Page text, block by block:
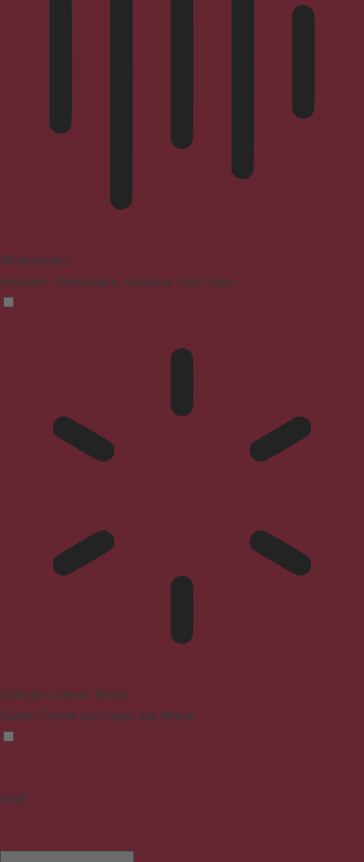
Blindenmodus
Reduziert Ablenkungen, verbessert den Fokus
Epilepsie-sicherer Modus
Dämpft Farben und stoppt das Blinken
Inhalt